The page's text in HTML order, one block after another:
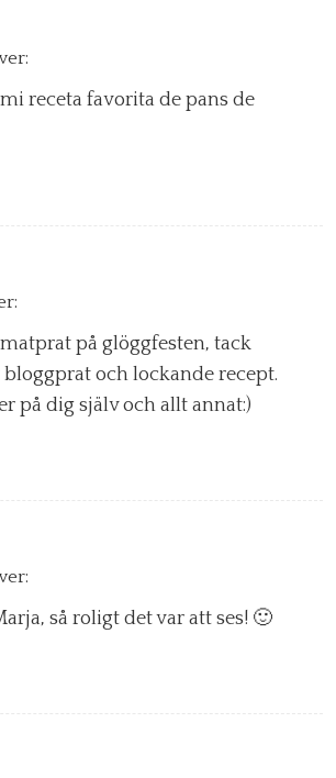
mi receta favorita de pans de
på glöggfesten, tack
och lockande recept.
på dig själv och allt annat:)
så roligt det var att ses! 🙂